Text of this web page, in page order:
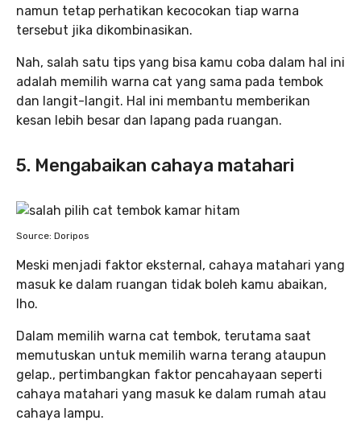
namun tetap perhatikan kecocokan tiap warna
tersebut jika dikombinasikan.
Nah, salah satu tips yang bisa kamu coba dalam hal ini
adalah memilih warna cat yang sama pada tembok
dan langit-langit. Hal ini membantu memberikan
kesan lebih besar dan lapang pada ruangan.
5. Mengabaikan cahaya matahari
Source: Doripos
Meski menjadi faktor eksternal, cahaya matahari yang
masuk ke dalam ruangan tidak boleh kamu abaikan,
lho.
Dalam memilih warna cat tembok, terutama saat
memutuskan untuk memilih warna terang ataupun
gelap., pertimbangkan faktor pencahayaan seperti
cahaya matahari yang masuk ke dalam rumah atau
cahaya lampu.